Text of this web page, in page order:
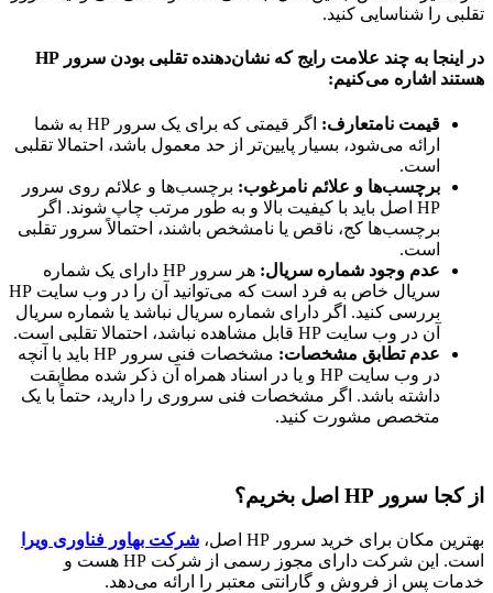
تقلبی را شناسایی کنید.
در اینجا به چند علامت رایج که نشان‌دهنده تقلبی بودن سرور HP
هستند اشاره می‌کنیم:
قیمت نامتعارف:
اگر قیمتی که برای یک سرور HP به شما
ارائه می‌شود، بسیار پایین‌تر از حد معمول باشد، احتمالا تقلبی
است.
برچسب‌ها و علائم نامرغوب: برچسب‌ها و علائم روی سرور
HP اصل باید با کیفیت بالا و به طور مرتب چاپ شوند. اگر
برچسب‌ها کج، ناقص یا نامشخص باشند، احتمالاً سرور تقلبی
است.
عدم وجود شماره سریال:
هر سرور HP دارای یک شماره
سریال خاص به فرد است که می‌توانید آن را در وب سایت HP
بررسی کنید. اگر دارای شماره سریال نباشد یا شماره سریال
آن در وب سایت HP قابل مشاهده نباشد، احتمالا تقلبی است.
عدم تطابق مشخصات:
مشخصات فنی سرور HP باید با آنچه
در وب سایت HP و یا در اسناد همراه آن ذکر شده مطابقت
داشته باشد. اگر مشخصات فنی سروری را دارید، حتماً با یک
متخصص مشورت کنید.
از کجا سرور HP اصل بخریم؟
بهترین مکان برای خرید سرور HP اصل،
شرکت بهاور فناوری ویرا
است. این شرکت دارای مجوز رسمی از شرکت HP هست و
خدمات پس از فروش و گارانتی معتبر را ارائه می‌دهد.